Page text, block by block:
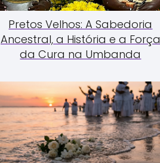
Pretos Velhos: A Sabedoria
Ancestral, a História e a Força
da Cura na Umbanda